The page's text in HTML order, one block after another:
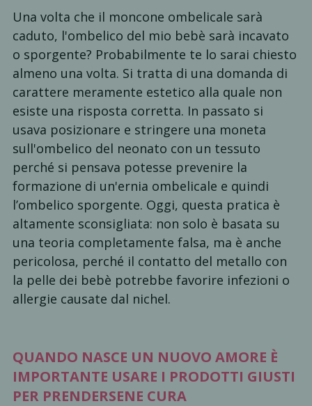
Una volta che il moncone ombelicale sarà
caduto, l'ombelico del mio bebè sarà incavato
o sporgente? Probabilmente te lo sarai chiesto
almeno una volta. Si tratta di una domanda di
carattere meramente estetico alla quale non
esiste una risposta corretta. In passato si
usava posizionare e stringere una moneta
sull'ombelico del neonato con un tessuto
perché si pensava potesse prevenire la
formazione di un'ernia ombelicale e quindi
l’ombelico sporgente. Oggi, questa pratica è
altamente sconsigliata: non solo è basata su
una teoria completamente falsa, ma è anche
pericolosa, perché il contatto del metallo con
la pelle dei bebè potrebbe favorire infezioni o
allergie causate dal nichel.
QUANDO NASCE UN NUOVO AMORE È
IMPORTANTE USARE I PRODOTTI GIUSTI
PER PRENDERSENE CURA